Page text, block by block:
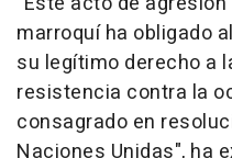
marroquí ha obligado
su legítimo derecho a
resistencia contra la
consagrado en